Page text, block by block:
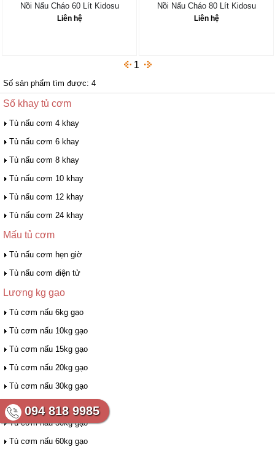
Nồi Nấu Cháo 60 Lít Kidosu
Liên hệ
Nồi Nấu Cháo 80 Lít Kidosu
Liên hệ
1
Số sản phẩm tìm được: 4
Số khay tủ cơm
Tủ nấu cơm 4 khay
Tủ nấu cơm 6 khay
Tủ nấu cơm 8 khay
Tủ nấu cơm 10 khay
Tủ nấu cơm 12 khay
Tủ nấu cơm 24 khay
Mấu tủ cơm
Tủ nấu cơm hẹn giờ
Tủ nấu cơm điện tử
Lượng kg gạo
Tủ cơm nấu 6kg gạo
Tủ cơm nấu 10kg gạo
Tủ cơm nấu 15kg gạo
Tủ cơm nấu 20kg gạo
Tủ cơm nấu 30kg gạo
Tủ cơm nấu 40kg gạo
Tủ cơm nấu 50kg gạo
Tủ cơm nấu 60kg gạo
094 818 9985